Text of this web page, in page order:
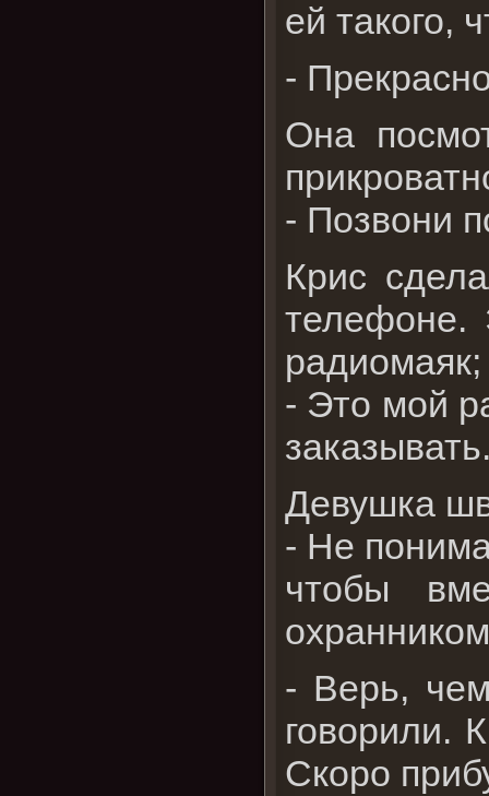
ей такого,
-
Она
- Позвони
Крис
телефоне.
- Это мой
Девушка
- Не
чтобы
- Верь,
говорили.
Скоро